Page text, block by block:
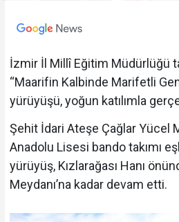
İzmir İl Millî Eğitim Müdürlüğü
“Maarifin Kalbinde Marifetli
yürüyüşü, yoğun katılımla
Şehit İdari Ateşe Çağlar Yücel
Anadolu Lisesi bando takımı
yürüyüş, Kızlarağası Hanı
Meydanı’na kadar devam etti.